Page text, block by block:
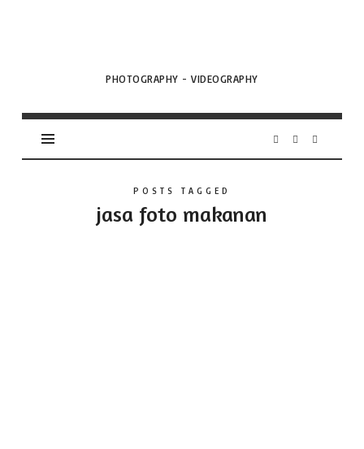
PHOTOGRAPHY - VIDEOGRAPHY
POSTS TAGGED
jasa foto makanan